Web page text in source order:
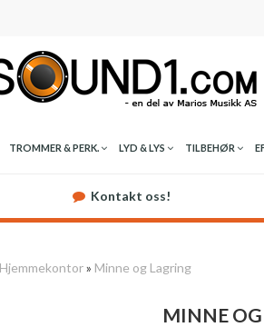
TROMMER & PERK. LYD & LYS TILBEHØR
Kontakt oss!
Hjemmekontor» Minne og Lagring
MINNE